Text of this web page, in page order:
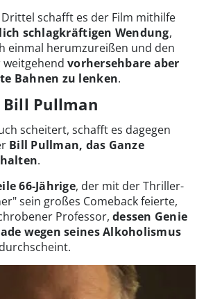
schafft es der Film mithilfe
schlagkräftigen Wendung,
einmal herumzureißen und den
vorhersehbare aber
Bahnen zu lenken.
Pullman
scheitert, schafft es dagegen
Bill Pullman, das Ganze
.
66-Jährige, der mit der Thriller-
sein großes Comeback feierte,
Professor, dessen Genie
wegen seines Alkoholismus